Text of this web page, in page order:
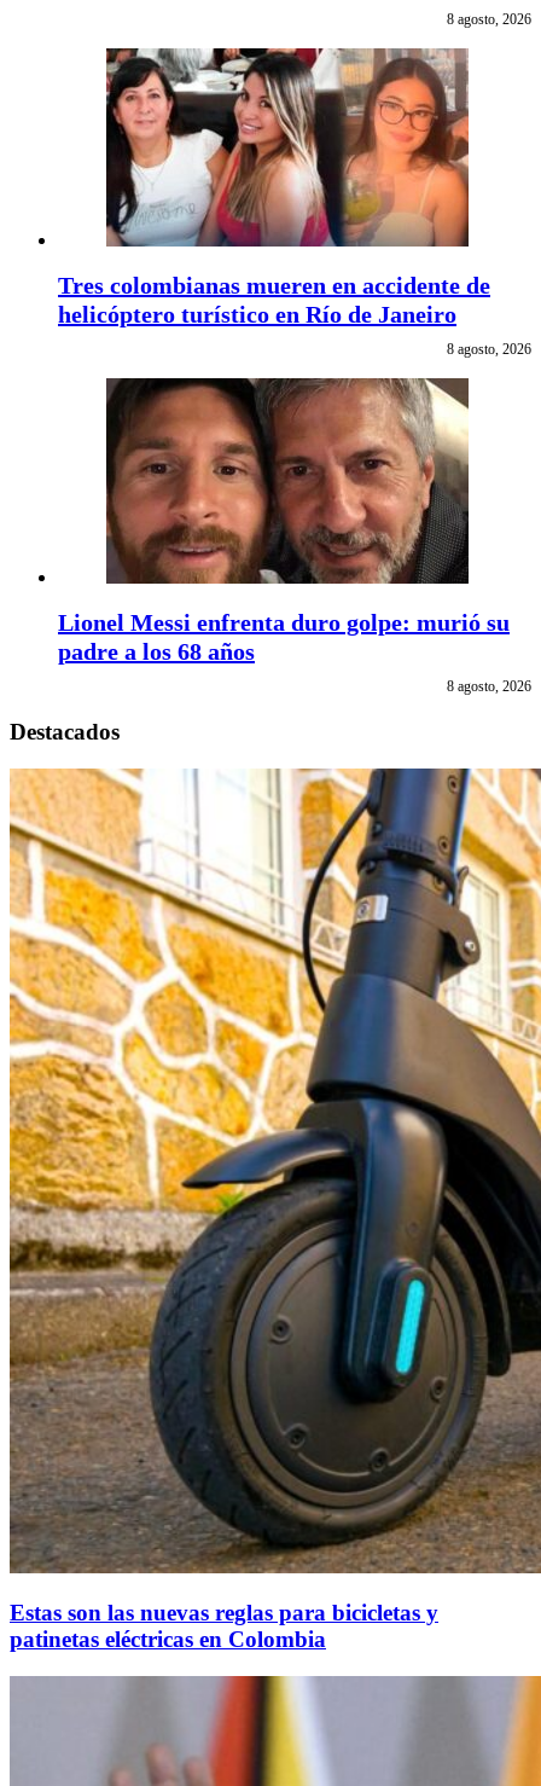
8 agosto, 2026
Tres colombianas mueren en accidente de
helicóptero turístico en Río de Janeiro
8 agosto, 2026
Lionel Messi enfrenta duro golpe: murió su
padre a los 68 años
8 agosto, 2026
Destacados
Estas son las nuevas reglas para bicicletas y
patinetas eléctricas en Colombia